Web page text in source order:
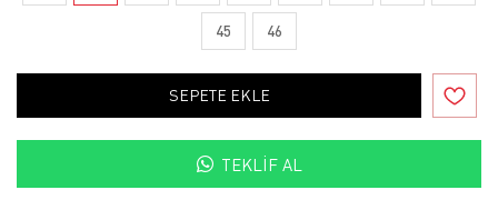
45 46
SEPETE EKLE
TEKLIF AL